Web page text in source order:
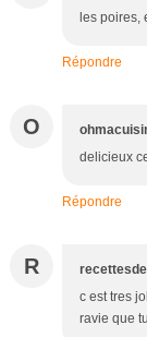
les poires,
Répondre
O
delicieux
Répondre
R
c est tres
ravie que